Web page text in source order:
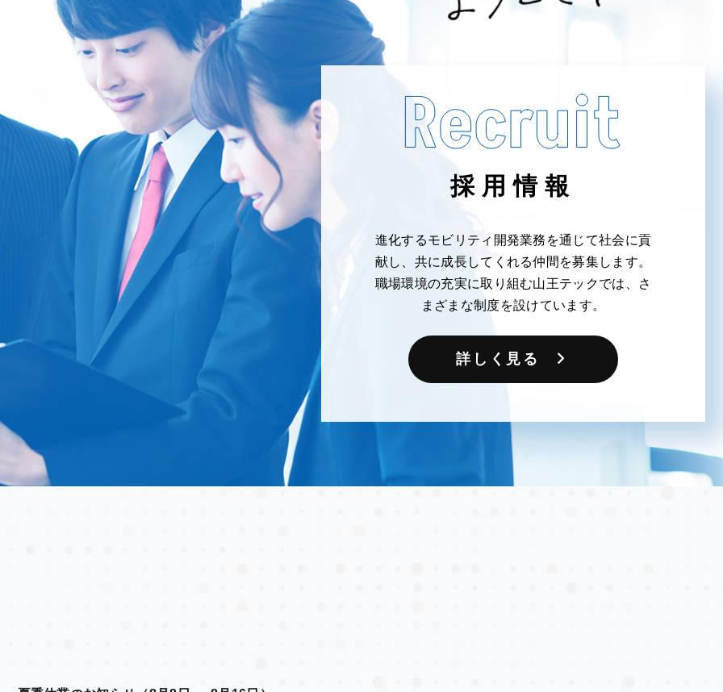
採用情報
進化するモビリティ開発業務を通じて社会に貢
献し、共に成長してくれる仲間を募集します。
職場環境の充実に取り組む山王テックでは、さ
まざまな制度を設けています。
詳しく見る